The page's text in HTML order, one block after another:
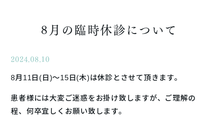
8月の臨時休診について
2024.08.10
8月11日(日)〜15日(木)は休診とさせて頂きます。
患者様には大変ご迷惑をお掛け致しますが、ご理解の
程、何卒宜しくお願い致します。